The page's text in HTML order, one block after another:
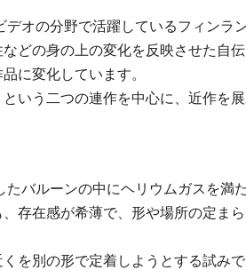
オの分野で活躍しているフィン
どの身の上の変化を反映させた自
に変化しています。
いう二つの連作を中心に、近作を展
バルーンの中にヘリウムガスを
存在感が希薄で、形や場所の定ま
を別の形で定着しようとする試み